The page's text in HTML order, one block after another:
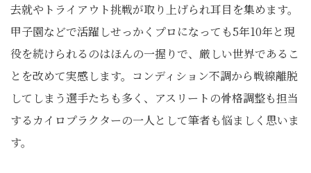
去就やトライアウト挑戦が取り上げられ耳目を集めます。
甲子園などで活躍しせっかくプロになっても5年10年と現
役を続けられるのはほんの一握りで、厳しい世界であるこ
とを改めて実感します。コンディション不調から戦線離脱
してしまう選手たちも多く、アスリートの骨格調整も担当
するカイロプラクターの一人として筆者も悩ましく思いま
す。